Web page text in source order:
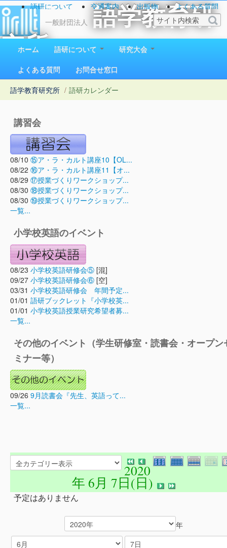
一般財団法人
語学教育研
究所
1923（大正12）年創立
語研について 交通案内 出版物
よくある質問
お問い合わせ
ホーム 語研について
研究大会
よくある質問
お問合せ窓口
語学教育研究所 / 語研カレンダー
講習会
08/10 ⑮ア・ラ・カルト講座10【OL...
08/22 ⑯ア・ラ・カルト講座11【オ...
08/29 ⑰授業づくりワークショップ...
08/30 ⑱授業づくりワークショップ...
08/30 ⑲授業づくりワークショップ...
一覧...
小学校英語のイベント
08/23 小学校英語研修会⑤ [混]
09/27 小学校英語研修会⑥ [空]
03/31 小学校英語研修会 年間予定...
01/01 語研ブックレット『小学校英...
01/01 小学校英語授業研究希望者募...
一覧...
その他のイベント（学生研修室・読書会・オープン
ミナー等）
09/26 9月読書会『先生、英語って...
一覧...
2020
年 6月 7日(日)
予定はありません
年